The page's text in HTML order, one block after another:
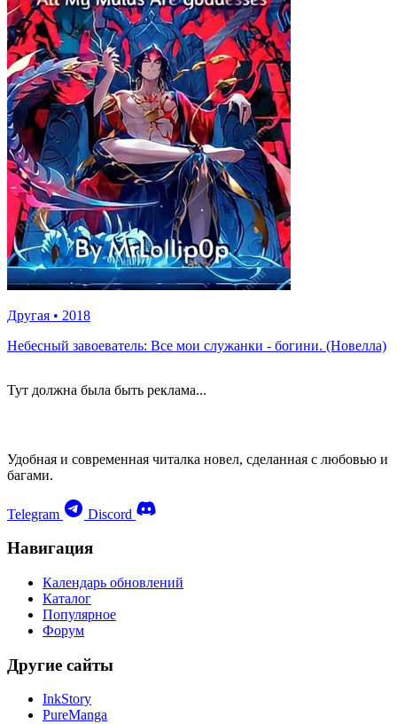
Другая • 2018
Небесный завоеватель: Все мои служанки - богини. (Новелла)
Тут должна была быть реклама...
Удобная и современная читалка новел, сделанная с любовью и
багами.
Telegram Discord
Навигация
Календарь обновлений
Каталог
Популярное
Форум
Другие сайты
InkStory
PureManga